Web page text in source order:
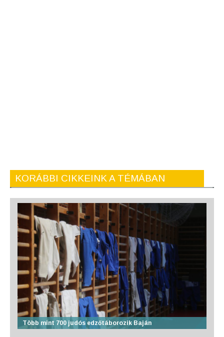
KORÁBBI CIKKEINK A TÉMÁBAN
Több mint 700 judós edzőtáborozik Baján